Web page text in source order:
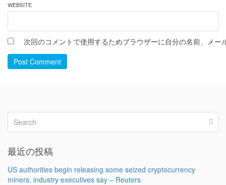
WEBSITE
次回のコメントで使用するためブラウザーに自分の名前、メー
Post Comment
最近の投稿
US authorities begin releasing some seized cryptocurrency
miners, industry executives say – Reuters